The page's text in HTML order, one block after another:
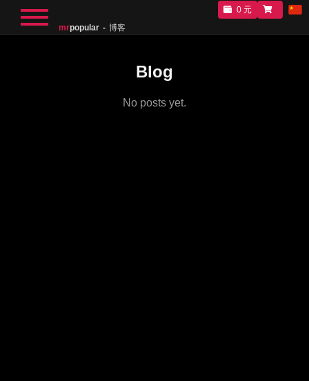
mrpopular 博客
0 元
Blog
No posts yet.